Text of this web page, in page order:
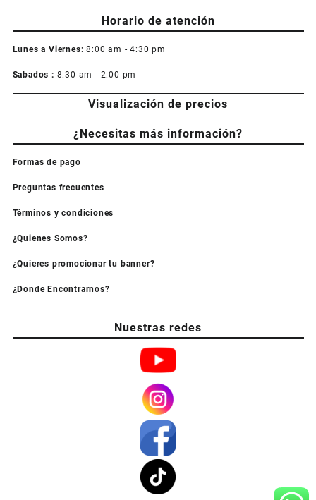
Horario de atención
Lunes a Viernes: 8:00 am - 4:30 pm
Sabados : 8:30 am - 2:00 pm
Visualización de precios
¿Necesitas más información?
Formas de pago
Preguntas frecuentes
Términos y condiciones
¿Quienes Somos?
¿Quieres promocionar tu banner?
¿Donde Encontrarnos?
Nuestras redes